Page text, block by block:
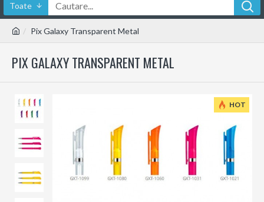
Toate
Pix Galaxy Transparent Metal
PIX GALAXY TRANSPARENT METAL
HOT